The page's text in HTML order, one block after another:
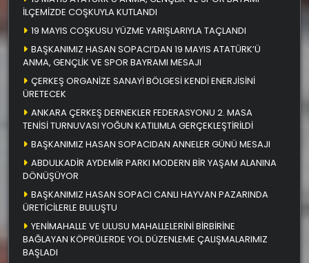
İLÇEMİZDE COŞKUYLA KUTLANDI
19 MAYIS COŞKUSU YÜZME YARIŞLARIYLA TAÇLANDI
BAŞKANIMIZ HASAN SOPACI’DAN 19 MAYIS ATATÜRK’Ü
ANMA, GENÇLİK VE SPOR BAYRAMI MESAJI
ÇERKEŞ ORGANİZE SANAYİ BÖLGESİ KENDİ ENERJİSİNİ
ÜRETECEK
ANKARA ÇERKEŞ DERNEKLER FEDERASYONU 2. MASA
TENİSİ TURNUVASI YOĞUN KATILIMLA GERÇEKLEŞTİRİLDİ
BAŞKANIMIZ HASAN SOPACIDAN ANNELER GÜNÜ MESAJI
ABDULKADİR AYDEMİR PARKI MODERN BİR YAŞAM ALANINA
DÖNÜŞÜYOR
BAŞKANIMIZ HASAN SOPACI CANLI HAYVAN PAZARINDA
ÜRETİCİLERLE BULUŞTU
YENİMAHALLE VE ULUSU MAHALLELERİNİ BİRBİRİNE
BAĞLAYAN KÖPRÜLERDE YOL DÜZENLEME ÇALIŞMALARIMIZ
BAŞLADI